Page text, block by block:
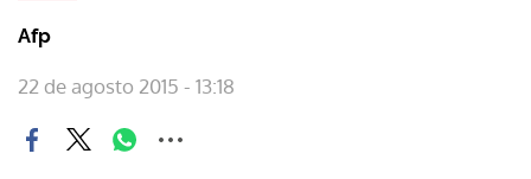
Afp
22 de agosto 2015 - 13:18